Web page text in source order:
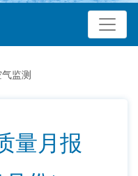
气监测
量月报